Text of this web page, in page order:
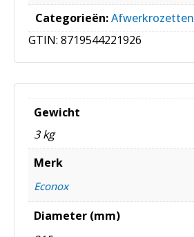
Categorieën:Afwerkrozetten
GTIN: 8719544221926
Gewicht
3 kg
Merk
Econox
Diameter (mm)